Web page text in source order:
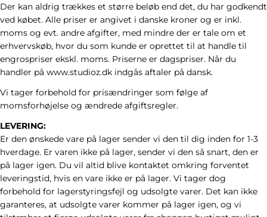
Der kan aldrig trækkes et større beløb end det, du har godkendt
ved købet. Alle priser er angivet i danske kroner og er inkl.
moms og evt. andre afgifter, med mindre der er tale om et
erhvervskøb, hvor du som kunde er oprettet til at handle til
engrospriser ekskl. moms. Priserne er dagspriser. Når du
handler på www.studioz.dk indgås aftaler på dansk.
Vi tager forbehold for prisændringer som følge af
momsforhøjelse og ændrede afgiftsregler.
LEVERING:
Er den ønskede vare på lager sender vi den til dig inden for 1-3
hverdage. Er varen ikke på lager, sender vi den så snart, den er
på lager igen. Du vil altid blive kontaktet omkring forventet
leveringstid, hvis en vare ikke er på lager. Vi tager dog
forbehold for lagerstyringsfejl og udsolgte varer. Det kan ikke
garanteres, at udsolgte varer kommer på lager igen, og vi